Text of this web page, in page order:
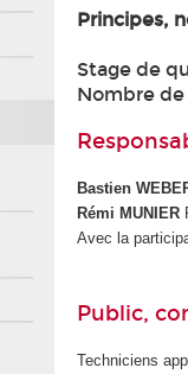
Principes,
Stage de
Nombre de
Bastien
Rémi MUNIER
Avec la
Public,
Techniciens